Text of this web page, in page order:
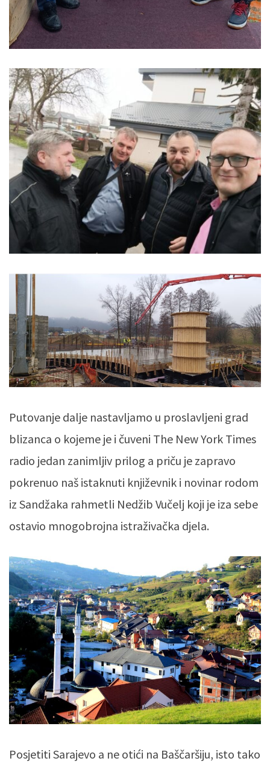
Putovanje dalje nastavljamo u proslavljeni grad
blizanca o kojeme je i čuveni The New York Times
radio jedan zanimljiv prilog a priču je zapravo
pokrenuo naš istaknuti književnik i novinar rodom
iz Sandžaka rahmetli Nedžib Vučelj koji je iza sebe
ostavio mnogobrojna istraživačka djela.
Posjetiti Sarajevo a ne otići na Baščaršiju, isto tako